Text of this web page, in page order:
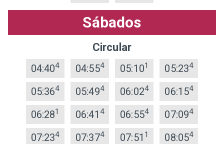
Sábados
Circular
04:404 04:554 05:101 05:234
05:364 05:494 06:024 06:154
06:281 06:41 4 06:554 07:094
07:234 07:374 07:51 1 08:054